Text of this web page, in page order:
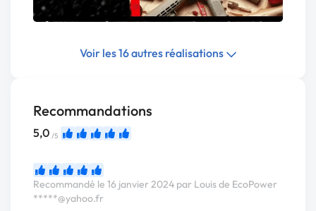
Voir les 16 autres réalisations
Recommandations
5,0 /5
Recommandé le 16 janvier 2024 par Louis de EcoPower
*****@yahoo.fr